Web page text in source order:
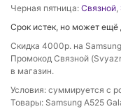
Черная пятница: Связной,
Срок истек, но может ещё
Скидка 4000р. на
Промокод Связной
в магазин.
Условия: суммируется с
Товары: Samsung A525